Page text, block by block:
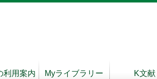
利用案内 Myライブラリー K文献